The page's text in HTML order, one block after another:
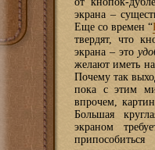
экрана –
Еще со времен “
твердят, что
экрана – это
желают иметь на
Почему так
пока с этим
впрочем,
Большая
экраном